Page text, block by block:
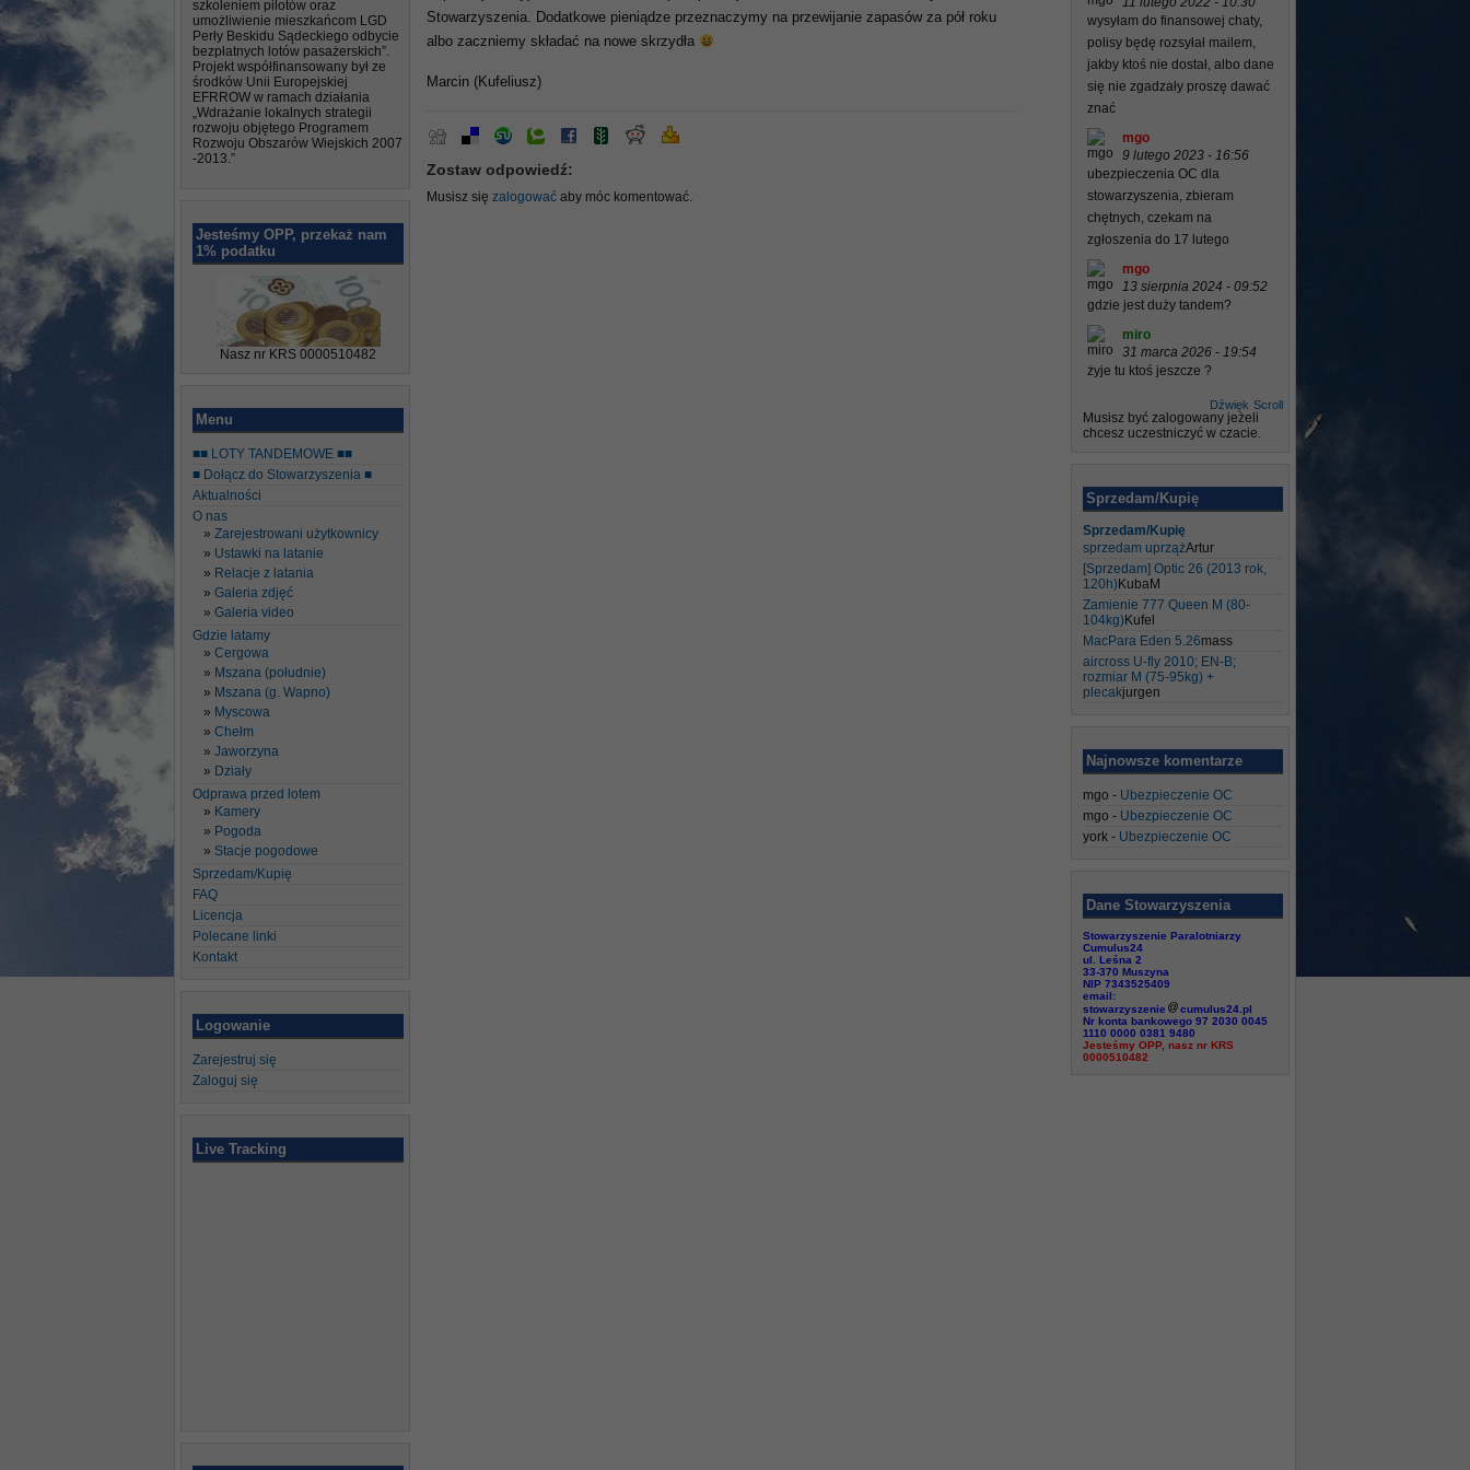
szkoleniem pilotów oraz
umożliwienie mieszkańcom LGD
Perły Beskidu Sądeckiego odbycie
bezpłatnych lotów pasażerskich”.
Projekt współfinansowany był ze
środków Unii Europejskiej
EFRROW w ramach działania
„Wdrażanie lokalnych strategii
rozwoju objętego Programem
Rozwoju Obszarów Wiejskich 2007
-2013.”
Jesteśmy OPP, przekaż nam
1% podatku
Nasz nr KRS 0000510482
Menu
■■ LOTY TANDEMOWE ■■
■ Dołącz do Stowarzyszenia ■
Aktualności
O nas
Zarejestrowani użytkownicy
Ustawki na latanie
Relacje z latania
Galeria zdjęć
Galeria video
Gdzie latamy
Cergowa
Mszana (południe)
Mszana (g. Wapno)
Myscowa
Chełm
Jaworzyna
Działy
Odprawa przed lotem
Kamery
Pogoda
Stacje pogodowe
Sprzedam/Kupię
FAQ
Licencja
Polecane linki
Kontakt
Logowanie
Zarejestruj się
Zaloguj się
Live Tracking
Stowarzyszenia. Dodatkowe pieniądze przeznaczymy na przewijanie zapasów za pół roku
albo zaczniemy składać na nowe skrzydła
Marcin (Kufeliusz)
Zostaw odpowiedź:
Musisz się zalogować aby móc komentować.
wysyłam do finansowej chaty,
polisy będę rozsyłał mailem,
jakby ktoś nie dostał, albo dane
się nie zgadzały proszę dawać
znać
mgo
9 lutego 2023 - 16:56
ubezpieczenia OC dla
stowarzyszenia, zbieram
chętnych, czekam na
zgłoszenia do 17 lutego
mgo
13 sierpnia 2024 - 09:52
gdzie jest duży tandem?
miro
31 marca 2026 - 19:54
żyje tu ktoś jeszcze ?
Scroll
Dźwięk
Musisz być zalogowany jeżeli
chcesz uczestniczyć w czacie.
Sprzedam/Kupię
Sprzedam/Kupię
sprzedam uprzążArtur
[Sprzedam] Optic 26 (2013 rok,
120h) KubaM
Zamienie 777 Queen M (80-
104kg) Kufel
MacPara Eden 5.26mass
aircross U-fly 2010; EN-B;
rozmiar M (75-95kg) +
plecakjurgen
Najnowsze komentarze
mgo - Ubezpieczenie OC
mgo - Ubezpieczenie OC
york - Ubezpieczenie OC
Dane Stowarzyszenia
Stowarzyszenie Paralotniarzy
Cumulus24
ul. Leśna 2
33-370 Muszyna
NIP 7343525409
email:
stowarzyszenie
cumulus24.pl
Nr konta bankowego 97 2030 0045
1110 0000 0381 9480
Jesteśmy OPP, nasz nr KRS
0000510482